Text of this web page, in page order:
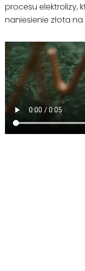
procesu elektrolizy,
naniesienie złota na